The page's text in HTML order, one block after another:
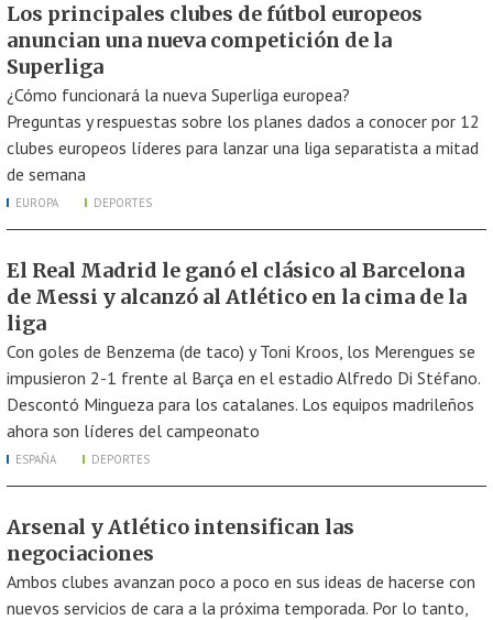
Los principales clubes de fútbol europeos
anuncian una nueva competición de la
Superliga
¿Cómo funcionará la nueva Superliga europea?
Preguntas y respuestas sobre los planes dados a conocer por 12
clubes europeos líderes para lanzar una liga separatista a mitad
de semana
EUROPA DEPORTES
El Real Madrid le ganó el clásico al Barcelona
de Messi y alcanzó al Atlético en la cima de la
liga
Con goles de Benzema (de taco) y Toni Kroos, los Merengues se
impusieron 2-1 frente al Barça en el estadio Alfredo Di Stéfano.
Descontó Mingueza para los catalanes. Los equipos madrileños
ahora son líderes del campeonato
ESPAÑA DEPORTES
Arsenal y Atlético intensifican las
negociaciones
Ambos clubes avanzan poco a poco en sus ideas de hacerse con
nuevos servicios de cara a la próxima temporada. Por lo tanto,